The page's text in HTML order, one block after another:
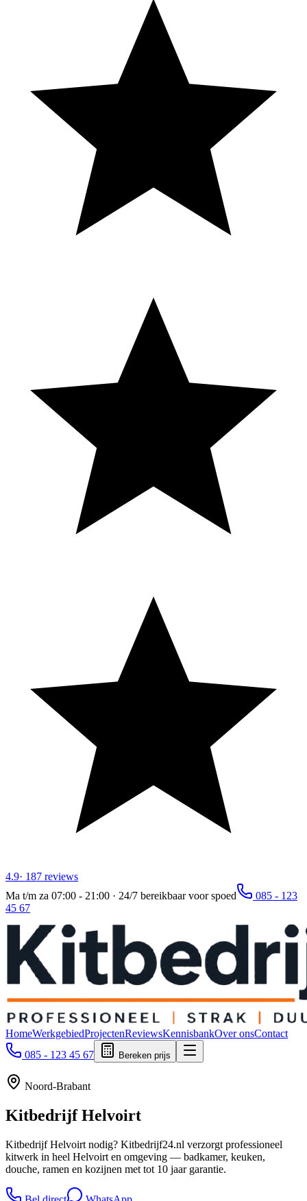
4.9· 187 reviews
Ma t/m za 07:00 - 21:00 · 24/7 bereikbaar voor spoed
085 - 123
45 67
HomeWerkgebiedProjectenReviewsKennisbankOver onsContact
085 - 123 45 67
Bereken prijs
Noord-Brabant
KitbedrijfHelvoirt
Kitbedrijf Helvoirt nodig? Kitbedrijf24.nl verzorgt professioneel
kitwerk in heel Helvoirt en omgeving — badkamer, keuken,
douche, ramen en kozijnen met tot 10 jaar garantie.